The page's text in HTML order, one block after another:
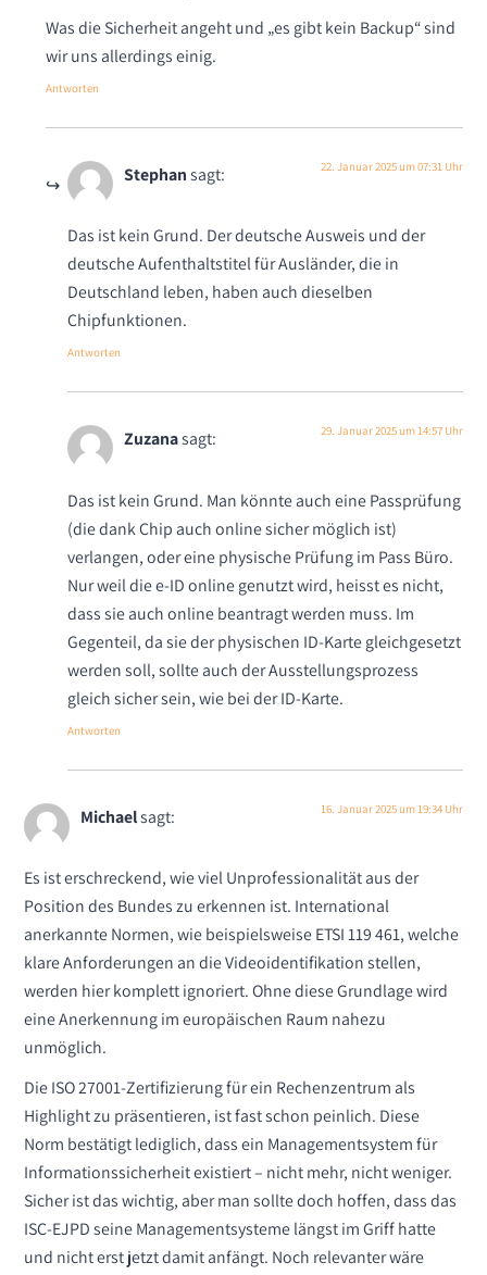
Was die Sicherheit angeht und „es gibt kein Backup“ sind
wir uns allerdings einig.
Antworten
Stephan sagt: 22. Januar 2025 um 07:31 Uhr
Das ist kein Grund. Der deutsche Ausweis und der
deutsche Aufenthaltstitel für Ausländer, die in
Deutschland leben, haben auch dieselben
Chipfunktionen.
Antworten
Zuzanasagt: 29. Januar 2025 um 14:57 Uhr
Das ist kein Grund. Man könnte auch eine Passprüfung
(die dank Chip auch online sicher möglich ist)
verlangen, oder eine physische Prüfung im Pass Büro.
Nur weil die e-ID online genutzt wird, heisst es nicht,
dass sie auch online beantragt werden muss. Im
Gegenteil, da sie der physischen ID-Karte gleichgesetzt
werden soll, sollte auch der Ausstellungsprozess
gleich sicher sein, wie bei der ID-Karte.
Antworten
Michaelsagt: 16. Januar 2025 um 19:34 Uhr
Es ist erschreckend, wie viel Unprofessionalität aus der
Position des Bundes zu erkennen ist. International
anerkannte Normen, wie beispielsweise ETSI 119 461, welche
klare Anforderungen an die Videoidentifikation stellen,
werden hier komplett ignoriert. Ohne diese Grundlage wird
eine Anerkennung im europäischen Raum nahezu
unmöglich.
Die ISO 27001-Zertifizierung für ein Rechenzentrum als
Highlight zu präsentieren, ist fast schon peinlich. Diese
Norm bestätigt lediglich, dass ein Managementsystem für
Informationssicherheit existiert – nicht mehr, nicht weniger.
Sicher ist das wichtig, aber man sollte doch hoffen, dass das
ISC-EJPD seine Managementsysteme längst im Griff hatte
und nicht erst jetzt damit anfängt. Noch relevanter wäre